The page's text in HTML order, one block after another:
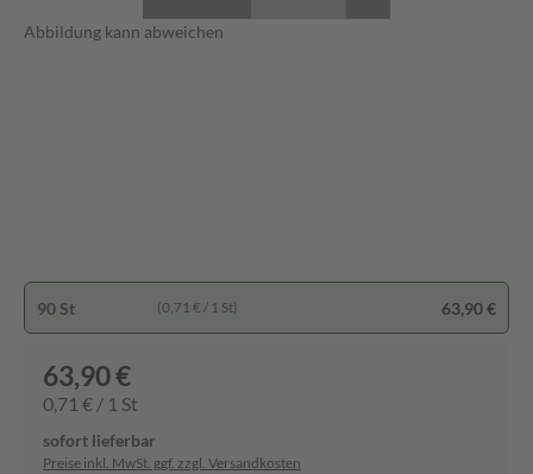
Abbildung kann abweichen
90 St (0,71 € / 1 St) 63,90 €
63,90 €
0,71 € / 1 St
sofort lieferbar
Preise inkl. MwSt. ggf. zzgl. Versandkosten